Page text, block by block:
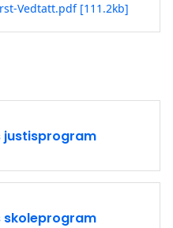
Vedtatt.pdf [111.2kb]
justisprogram
skoleprogram